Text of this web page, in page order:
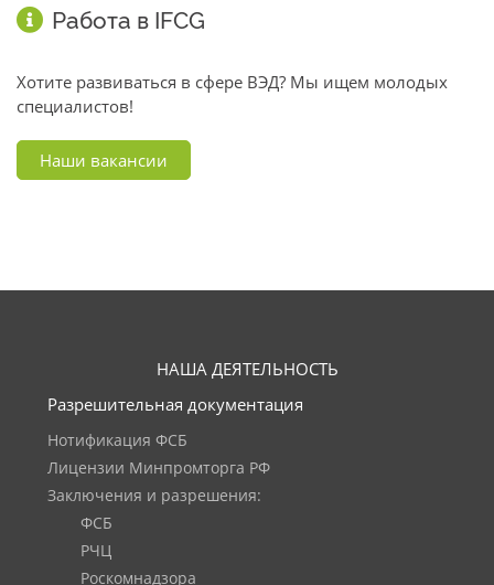
Работа в IFCG
Хотите развиваться в сфере ВЭД? Мы ищем молодых
специалистов!
Наши вакансии
НАША ДЕЯТЕЛЬНОСТЬ
Разрешительная документация
Нотификация ФСБ
Лицензии Минпромторга РФ
Заключения и разрешения:
ФСБ
РЧЦ
Роскомнадзора